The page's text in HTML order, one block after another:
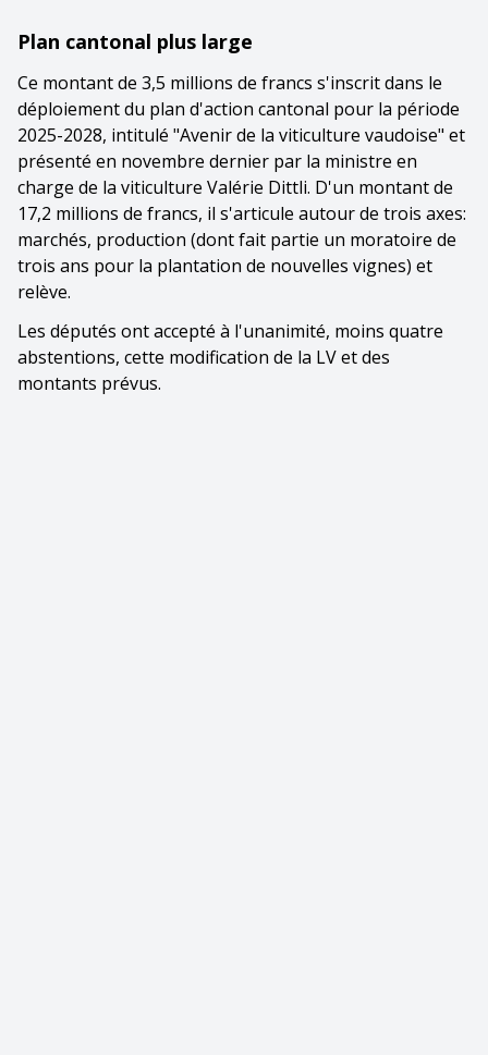
Plan cantonal plus large
Ce montant de 3,5 millions de francs s'inscrit dans le
déploiement du plan d'action cantonal pour la période
2025-2028, intitulé "Avenir de la viticulture vaudoise" et
présenté en novembre dernier par la ministre en
charge de la viticulture Valérie Dittli. D'un montant de
17,2 millions de francs, il s'articule autour de trois axes:
marchés, production (dont fait partie un moratoire de
trois ans pour la plantation de nouvelles vignes) et
relève.
Les députés ont accepté à l'unanimité, moins quatre
abstentions, cette modification de la LV et des
montants prévus.